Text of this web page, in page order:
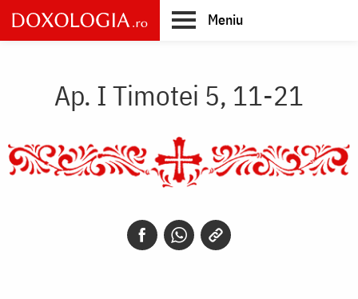
Skip
to
main
Meniu
Ap. I Timotei 5, 11-21